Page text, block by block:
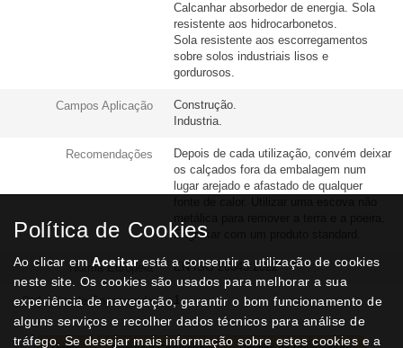
Calcanhar absorbedor de energia. Sola
resistente aos hidrocarbonetos.
Sola resistente aos escorregamentos
sobre solos industriais lisos e
gordurosos.
Campos Aplicação
Construção.
Industria.
Recomendações
Depois de cada utilização, convém deixar
os calçados fora da embalagem num
lugar arejado e afastado de qualquer
Engraxar com um produto standard.
Norma Europeia EN ISO 20345:2022
Qtd. Mín. de Encomenda
Política de Cookies
Ao clicar emAceitarestá a consentir a utilização de cookies
neste site. Os cookies são usados para melhorar a sua
experiência de navegação, garantir o bom funcionamento de
alguns serviços e recolher dados técnicos para análise de
tráfego. Se desejar mais informação sobre estes cookies e a